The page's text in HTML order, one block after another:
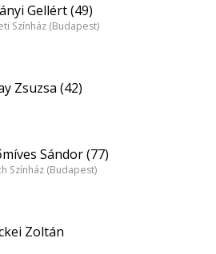
Gellért (49)
Színház (Budapest)
Zsuzsa (42)
Sándor (77)
Színház (Budapest)
Zoltán